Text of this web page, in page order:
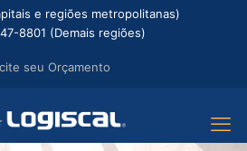
e regiões metropolitanas)
8801 (Demais regiões)
seu Orçamento